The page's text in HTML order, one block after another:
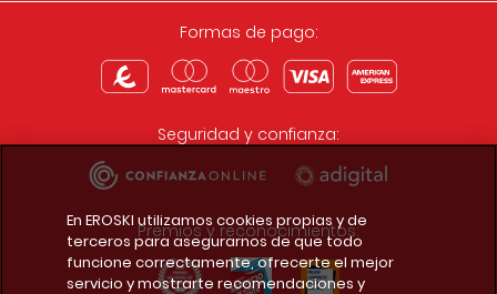
Formas de pago:
Seguridad y confianza:
Premios y reconocimientos:
En EROSKI utilizamos cookies propias y de
terceros para asegurarnos de que todo
funcione correctamente, ofrecerte el mejor
servicio y mostrarte recomendaciones y